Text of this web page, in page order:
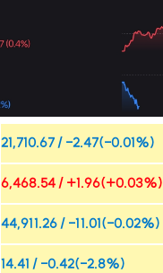
21,710.67 / -2.47(-0.01%)
6,468.54 / +1.96(+0.03%)
44,911.26 / -11.01(-0.02%)
14.41 / -0.42(-2.8%)